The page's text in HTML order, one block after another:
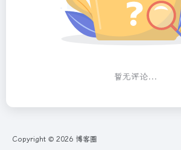
暂无评论...
Copyright © 2026 博客圈